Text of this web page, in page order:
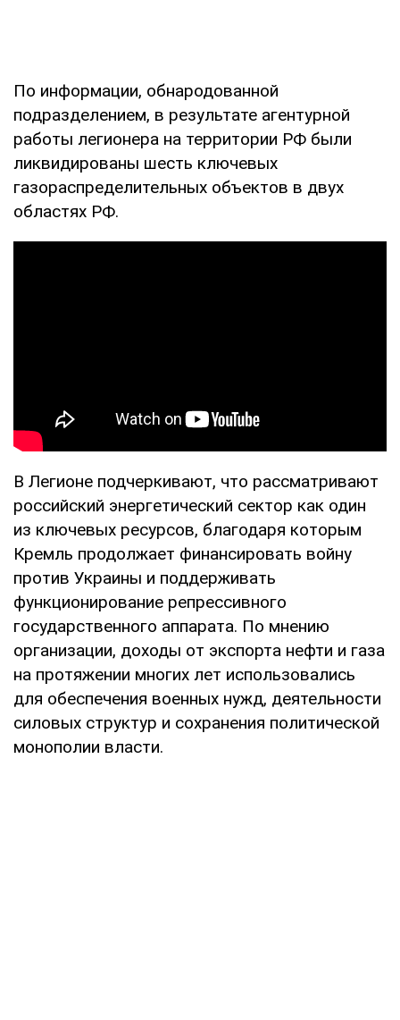
По информации, обнародованной
подразделением, в результате агентурной
работы легионера на территории РФ были
ликвидированы шесть ключевых
газораспределительных объектов в двух
областях РФ.
В Легионе подчеркивают, что рассматривают
российский энергетический сектор как один
из ключевых ресурсов, благодаря которым
Кремль продолжает финансировать войну
против Украины и поддерживать
функционирование репрессивного
государственного аппарата. По мнению
организации, доходы от экспорта нефти и газа
на протяжении многих лет использовались
для обеспечения военных нужд, деятельности
силовых структур и сохранения политической
монополии власти.